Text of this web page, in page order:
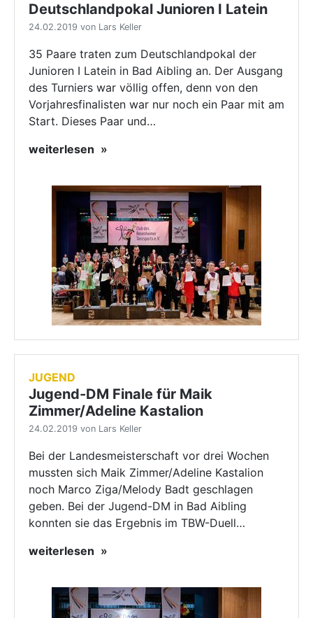
Deutschlandpokal Junioren I Latein
24.02.2019 von Lars Keller
35 Paare traten zum Deutschlandpokal der
Junioren I Latein in Bad Aibling an. Der Ausgang
des Turniers war völlig offen, denn von den
Vorjahresfinalisten war nur noch ein Paar mit am
Start. Dieses Paar und…
weiterlesen
JUGEND
Jugend-DM Finale für Maik
Zimmer/Adeline Kastalion
24.02.2019 von Lars Keller
Bei der Landesmeisterschaft vor drei Wochen
mussten sich Maik Zimmer/Adeline Kastalion
noch Marco Ziga/Melody Badt geschlagen
geben. Bei der Jugend-DM in Bad Aibling
konnten sie das Ergebnis im TBW-Duell…
weiterlesen